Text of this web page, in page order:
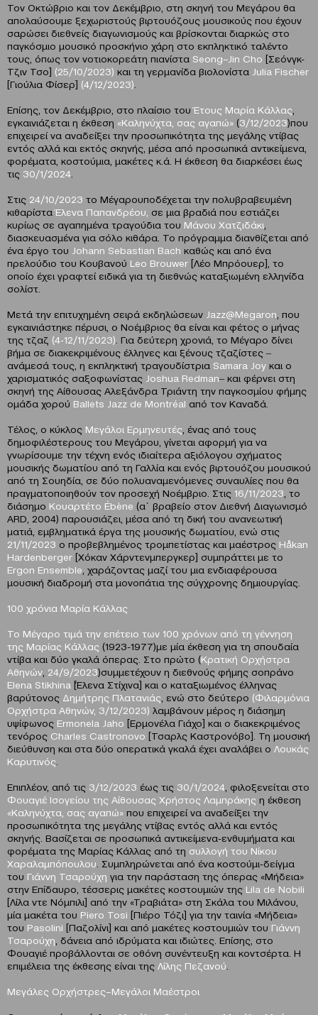
Τον Οκτώβριο και τον Δεκέμβριο, στη σκηνή του Μεγάρου θα
απολαύσουμε ξεχωριστούς βιρτουόζους μουσικούς που έχουν
σαρώσει διεθνείς διαγωνισμούς και βρίσκονται διαρκώς στο
παγκόσμιο μουσικό προσκήνιο χάρη στο εκπληκτικό ταλέντο
τους, όπως τον νοτιοκορεάτη πιανίστα Seong–Jin Cho [Σεόνγκ-
Τζιν Τσο] (25/10/2023) και τη γερμανίδα βιολονίστα Julia Fischer
[Γιούλια Φίσερ] (4/12/2023)
Επίσης, τον Δεκέμβριο, στο πλαίσιο τουΈτους Μαρία Κάλλας
εγκαινιάζεται η έκθεση «Καληνύχτα, σας αγαπώ» (3/12/2023)που
επιχειρεί να αναδείξει την προσωπικότητα της μεγάλης ντίβας
εντός αλλά και εκτός σκηνής, μέσα από προσωπικά αντικείμενα,
φορέματα, κοστούμια, μακέτες κ.ά. Η έκθεση θα διαρκέσει έως
τις 30/1/2024
Στις 24/10/2023 το Μέγαρουποδέχεται την πολυβραβευμένη
κιθαρίσταΈλενα Παπανδρέου, σε μια βραδιά που εστιάζει
κυρίως σε αγαπημένα τραγούδια του Μάνου Χατζιδάκι
διασκευασμένα για σόλο κιθάρα. Το πρόγραμμα διανθίζεται από
ένα έργο του Johann Sebastian Bach καθώς και από ένα
πρελούδιο του Κουβανού Leo Brouwer [Λέο Μπρόουερ], το
οποίο έχει γραφτεί ειδικά για τη διεθνώς καταξιωμένη ελληνίδα
σολίστ.
Μετά την επιτυχημένη σειρά εκδηλώσεων Jazz@Megaron , που
εγκαινιάστηκε πέρυσι, ο Νοέμβριος θα είναι και φέτος ο μήνας
της τζαζ (4-12/11/2023) . Για δεύτερη χρονιά, το Μέγαρο δίνει
βήμα σε διακεκριμένους έλληνες και ξένους τζαζίστες ‒
ανάμεσά τους, η εκπληκτική τραγουδίστρια Samara Joy και ο
χαρισματικός σαξοφωνίστας Joshua Redman‒ και φέρνει στη
σκηνή της Αίθουσας Αλεξάνδρα Τριάντη την παγκοσμίου φήμης
ομάδα χορού Ballets Jazz de Montréal από τον Καναδά.
Τέλος, ο κύκλος Μεγάλοι Ερμηνευτές , ένας από τους
δημοφιλέστερους του Μεγάρου, γίνεται αφορμή για να
γνωρίσουμε την τέχνη ενός ιδιαίτερα αξιόλογου σχήματος
μουσικής δωματίου από τη Γαλλία και ενός βιρτουόζου μουσικού
από τη Σουηδία, σε δύο πολυαναμενόμενες συναυλίες που θα
πραγματοποιηθούν τον προσεχή Νοέμβριο. Στις 16/11/2023 , το
διάσημο Κουαρτέτο Ébène (α΄ βραβείο στον Διεθνή Διαγωνισμό
ARD, 2004) παρουσιάζει, μέσα από τη δική του ανανεωτική
ματιά, εμβληματικά έργα της μουσικής δωματίου, ενώ στις
21/11/2023 ο προβεβλημένος τρομπετίστας και μαέστρος Håkan
Hardenberger [Χόκαν Χάρντενμπεργκερ] συμπράττει με το
Ergon Ensemble , χαράζοντας μαζί του μια ενδιαφέρουσα
μουσική διαδρομή στα μονοπάτια της σύγχρονης δημιουργίας.
100 χρόνια Μαρία Κάλλας
To Μέγαρο τιμά την επέτειο των 100 χρόνων από τη γέννηση
της Μαρίας Κάλλας (1923-1977)με μία έκθεση για τη σπουδαία
ντίβα και δύο γκαλά όπερας. Στο πρώτο (Κρατική Ορχήστρα
Αθηνών 24/9/2023)συμμετέχουν η διεθνούς φήμης σοπράνο
Elena Stikhina [Έλενα Στίχινα] και ο καταξιωμένος έλληνας
βαρύτονος Δημήτρης Πλατανιάς , ενώ στο δεύτερο (Φιλαρμόνια
Ορχήστρα Αθηνών, 3/12/2023) λαμβάνουν μέρος η διάσημη
υψίφωνος Ermonela Jaho [Ερμονέλα Γιάχο] και ο διακεκριμένος
τενόρος Charles Castronovo [Τσαρλς Καστρονόβο]. Τη μουσική
διεύθυνση και στα δύο οπερατικά γκαλά έχει αναλάβει ο Λουκάς
Καρυτινός
Επιπλέον, από τις 3/12/2023 έως τις 30/1/2024 , φιλοξενείται στο
Φουαγιέ Ισογείου της Αίθουσας Χρήστος Λαμπράκης η έκθεση
«Καληνύχτα, σας αγαπώ» που επιχειρεί να αναδείξει την
προσωπικότητα της μεγάλης ντίβας εντός αλλά και εντός
σκηνής. Βασίζεται σε προσωπικά αντικείμενα-ενθυμήματα και
φορέματα της Μαρίας Κάλλας από τη συλλογή του Νίκου
Χαραλαμπόπουλου . Συμπληρώνεται από ένα κοστούμι-δείγμα
του Γιάννη Τσαρούχη για την παράσταση της όπερας «Μήδεια»
στην Επίδαυρο, τέσσερις μακέτες κοστουμιών της Lila de Nobili
[Λίλα ντε Νόμπιλι] από την «Τραβιάτα» στη Σκάλα του Μιλάνου,
μία μακέτα του Piero Tosi [Πιέρο Τόζι] για την ταινία «Μήδεια»
του Pasolini [Παζολίνι] και από μακέτες κοστουμιών του Γιάννη
Τσαρούχη , δάνεια από ιδρύματα και ιδιώτες. Επίσης, στο
Φουαγιέ προβάλλονται σε οθόνη συνέντευξη και κοντσέρτα. Η
επιμέλεια της έκθεσης είναι της Λίλης Πεζανού
Μεγάλες Ορχήστρες–Μεγάλοι Μαέστροι